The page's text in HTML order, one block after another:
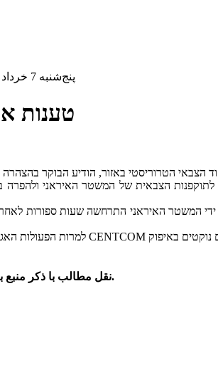
پنج‌شنبه 7 خرداد 1405 20:21
טענות
לתוקפנות הצבאית של המשטר האיראני
نقل مطالب با ذکر منبع بلامانع است.